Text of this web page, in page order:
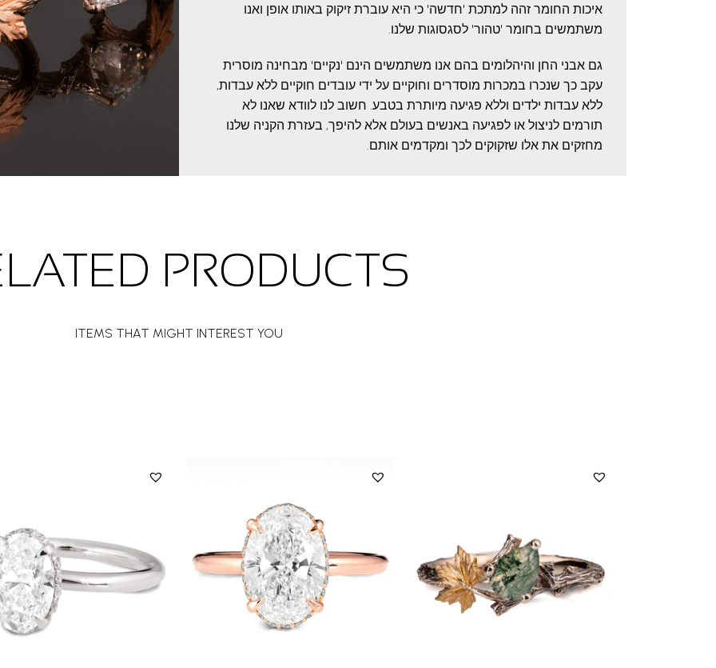
איכות החומר זהה למתכת 'חדשה' כי היא עוברת זיקוק באותו אופן ואנו
משתמשים בחומר 'טהור' לסגסוגות שלנו.
גם אבני החן והיהלומים בהם אנו משתמשים הינם 'נקיים' מבחינה מוסרית
עקב כך שנכרו במכרות מוסדרים וחוקיים על ידי עובדים חוקיים ללא עבדות,
ללא עבדות ילדים וללא פגיעה מיותרת בטבע. חשוב לנו לוודא שאנו לא
תורמים לניצול או לפגיעה באנשים בעולם אלא להיפך, בעזרת הקניה שלנו
מחזקים את אלו שזקוקים לכך ומקדמים אותם.
PRODUCTS
ITEMS THAT MIGHT INTEREST YOU